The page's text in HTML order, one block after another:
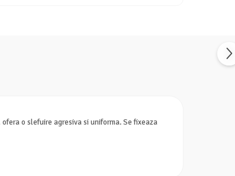
o slefuire agresiva si uniforma. Se fixeaza